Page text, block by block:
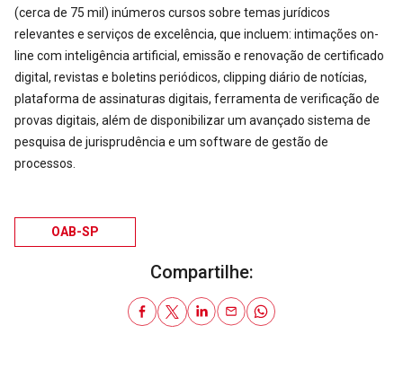
(cerca de 75 mil) inúmeros cursos sobre temas jurídicos
relevantes e serviços de excelência, que incluem: intimações on-
line com inteligência artificial, emissão e renovação de certificado
digital, revistas e boletins periódicos, clipping diário de notícias,
plataforma de assinaturas digitais, ferramenta de verificação de
provas digitais, além de disponibilizar um avançado sistema de
pesquisa de jurisprudência e um software de gestão de
processos.
OAB-SP
Compartilhe: